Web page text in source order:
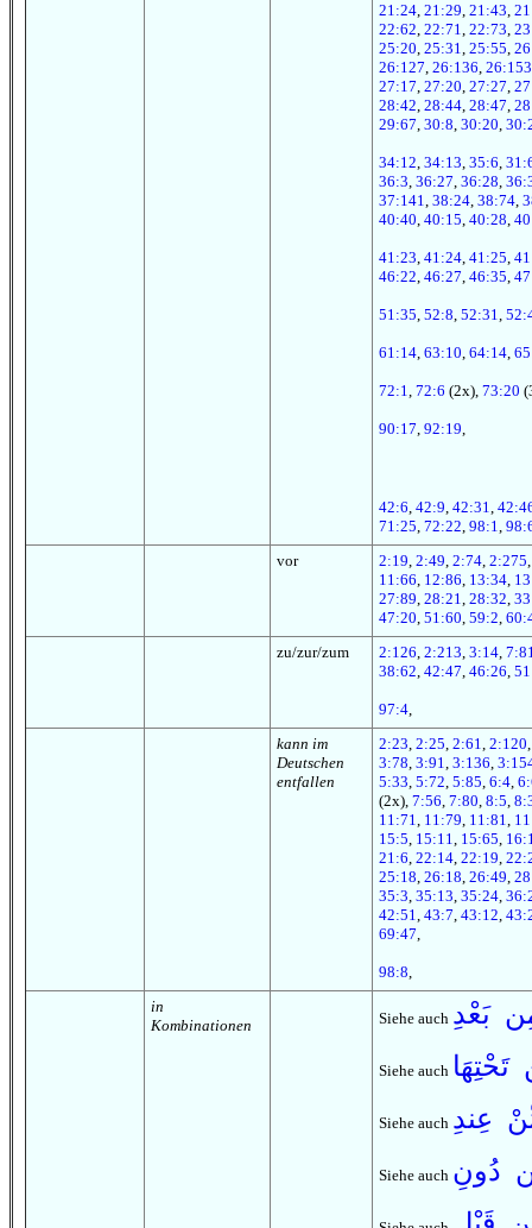
21:24, 21:29, 21:43,
22:62, 22:71, 22:73,
25:20, 25:31, 25:55,
26:127, 26:136, 26:153
27:17, 27:20, 27:27,
28:42, 28:44, 28:47,
29:67, 30:8, 30:20,
34:12, 34:13, 35:6,
36:3, 36:27, 36:28,
37:141, 38:24, 38:74,
40:40, 40:15, 40:28,
41:23, 41:24, 41:25,
46:22, 46:27, 46:35,
51:35, 52:8, 52:31,
61:14, 63:10, 64:14,
72:1, 72:6 (2x), 73:20
90:17, 92:19,
42:6, 42:9, 42:31,
71:25, 72:22, 98:1,
vor
2:19, 2:49, 2:74, 2:275
11:66, 12:86, 13:34,
27:89, 28:21, 28:32,
47:20, 51:60, 59:2,
zu/zur/zum
2:126, 2:213, 3:14,
38:62, 42:47, 46:26,
97:4,
kann im
Deutschen
entfallen
2:23, 2:25, 2:61, 2:120
3:78, 3:91, 3:136,
5:33, 5:72, 5:85, 6:4,
(2x), 7:56, 7:80, 8:5,
11:71, 11:79, 11:81,
15:5, 15:11, 15:65,
21:6, 22:14, 22:19,
25:18, 26:18, 26:49,
35:3, 35:13, 35:24,
42:51, 43:7, 43:12,
69:47,
98:8,
in
Kombinationen
Siehe auch بَعْدِ
Siehe auch تَحْتِهَا
Siehe auch عِند
Siehe auch دُونِ